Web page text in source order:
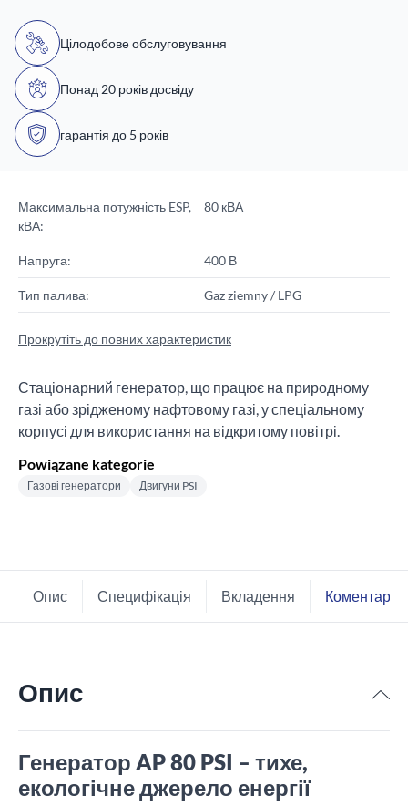
Цілодобове обслуговування
Понад 20 років досвіду
гарантія до 5 років
Максимальна потужність ESP,
кВА:
80 кВА
Напруга: 400 В
Тип палива: Gaz ziemny / LPG
Прокрутіть до повних характеристик
Стаціонарний генератор, що працює на природному
газі або зрідженому нафтовому газі, у спеціальному
корпусі для використання на відкритому повітрі.
Powiązane kategorie
Газові генератори Двигуни PSI
Опис Специфікація Вкладення Коментарі
Опис
Генератор AP 80 PSI – тихе,
екологічне джерело енергії